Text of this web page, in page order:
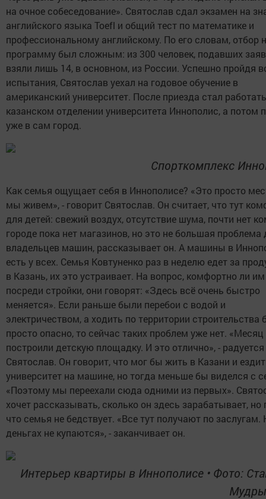
на очное собеседование». Святослав сдал экзамен на
английского языка Toefl и общий тест по математике и
профессиональному английскому. По его словам, отбор
программу был сложным: из 300 человек, подавших
взяли лишь 14, в основном, из России. Успешно пройдя
испытания, Святослав уехал на годовое обучение в
американский университет. После приезда стал
казанском отделении университета Иннополис, а потом
уже в сам город.
Спорткомплекс
Как семья ощущает себя в Иннополисе? «Это просто
мы живем», - говорит Святослав. Он считает, что тут
для детей: свежий воздух, отсутствие шума, почти нет
городе пока нет магазинов, но это не большая проблема
владельцев машин, рассказывает он. А машины в
есть у всех. Семья Ковтуненко раз в неделю едет за
в Казань, их это устраивает. На вопрос, комфортно ли
посреди стройки, они говорят: «Здесь всё очень быстро
меняется». Если раньше были перебои с водой и
электричеством, а ходить по территории строительства
просто опасно, то сейчас таких проблем уже нет.
построили детскую площадку. И это отлично», - радуется
Святослав. Он говорит, что мог бы жить в Казани и
университет на машине, но тогда меньше бы виделся с
«Поэтому мы переехали сюда одними из первых».
хочет рассказывать, сколько он здесь зарабатывает, но
что семья не бедствует. «Все тут получают по заслугам.
деньгах не купаются», - заканчивает он.
Интерьер квартиры в Иннополисе • Фото: